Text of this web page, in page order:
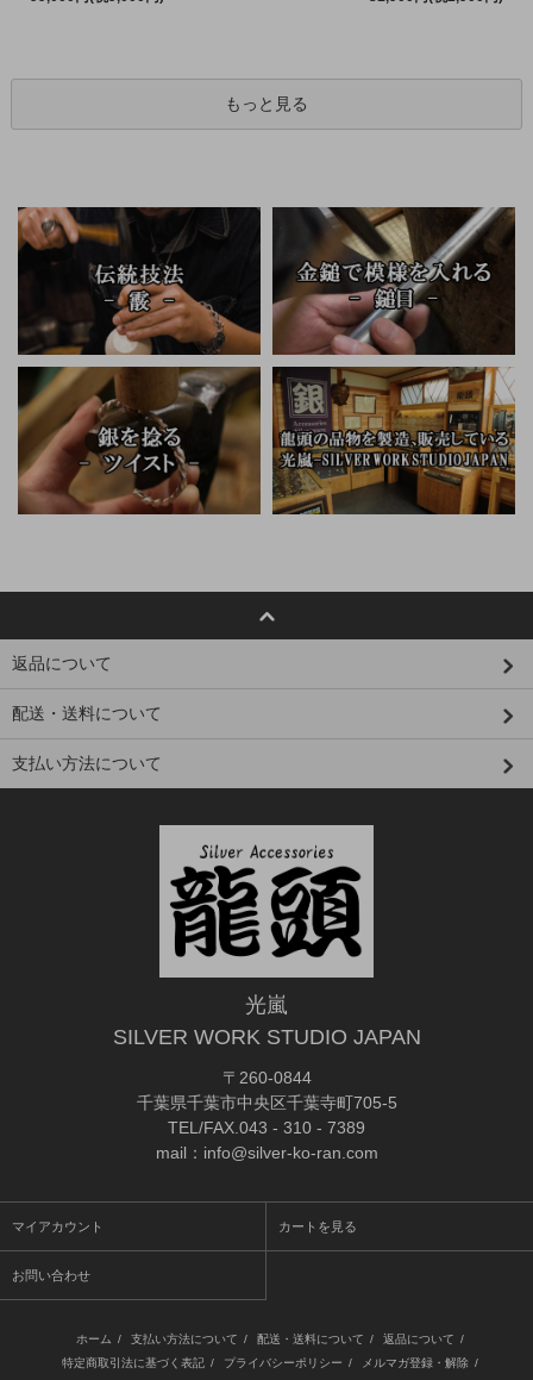
もっと見る
返品について
配送・送料について
支払い方法について
光嵐
SILVER WORK STUDIO JAPAN
〒260-0844
千葉県千葉市中央区千葉寺町705-5
TEL/FAX.043 - 310 - 7389
mail：info@silver-ko-ran.com
マイアカウント カートを見る
お問い合わせ
ホーム / 支払い方法について / 配送・送料について / 返品について /
特定商取引法に基づく表記 / プライバシーポリシー / メルマガ登録・解除 /